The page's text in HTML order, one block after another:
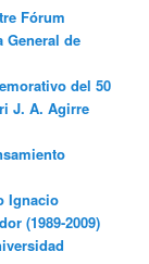
Fórum
General de
del 50
J. A. Agirre
Ignacio
(1989-2009)